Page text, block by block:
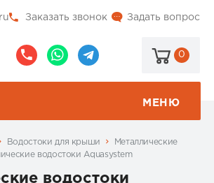
Задать вопрос
Заказать звонок
0
МЕНЮ
Водостоки для крыши
Металлические
водостоки Aquasystem
водостоки